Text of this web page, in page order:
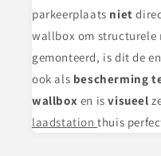
parkeerplaats niet
wallbox om structurele
gemonteerd, is dit de
ook als bescherming
wallbox en isvisueel
laadstationthuis